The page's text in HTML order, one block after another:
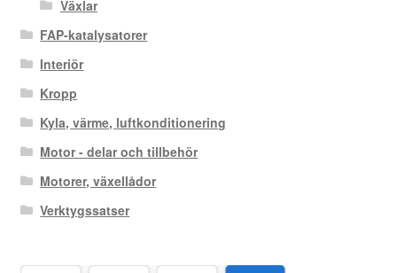
Växlar
FAP-katalysatorer
Interiör
Kropp
Kyla, värme, luftkonditionering
Motor - delar och tillbehör
Motorer, växellådor
Verktygssatser